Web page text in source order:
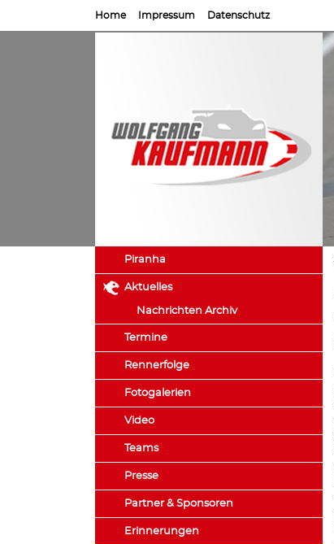
Home Impressum Datenschutz
Piranha
Aktuelles
Nachrichten Archiv
Termine
Rennerfolge
Fotogalerien
Video
Teams
Presse
Partner & Sponsoren
Erinnerungen